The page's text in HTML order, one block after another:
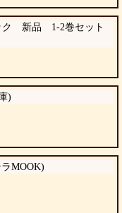
ク 新品 1-2巻セット
)
MOOK)